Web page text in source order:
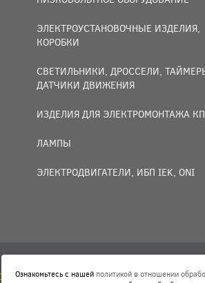
ЭЛЕКТРОУСТАНОВОЧНЫЕ ИЗДЕЛИЯ,
КОРОБКИ
СВЕТИЛЬНИКИ, ДРОССЕЛИ,
ДАТЧИКИ ДВИЖЕНИЯ
ИЗДЕЛИЯ ДЛЯ ЭЛЕКТРОМОНТАЖА
ЛАМПЫ
ЭЛЕКТРОДВИГАТЕЛИ, ИБП IEK, ONI
В ОТНОШЕНИИ ОБРАБОТКИ
Ознакомьтесь с нашей политикой в отношении